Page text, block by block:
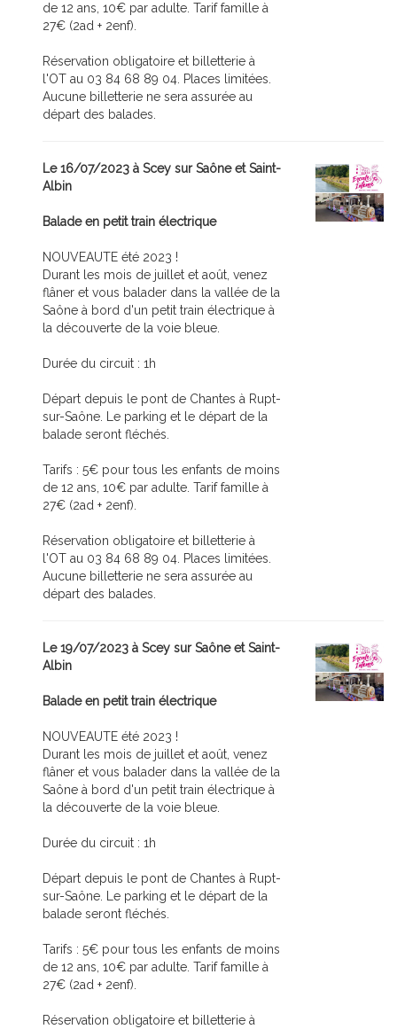
de 12 ans, 10€ par adulte. Tarif famille à
27€ (2ad + 2enf).
Réservation obligatoire et billetterie à
l'OT au 03 84 68 89 04. Places limitées.
Aucune billetterie ne sera assurée au
départ des balades.
Le 16/07/2023 à Scey sur Saône et Saint-
Albin
Balade en petit train électrique
NOUVEAUTE été 2023 !
Durant les mois de juillet et août, venez
flâner et vous balader dans la vallée de la
Saône à bord d'un petit train électrique à
la découverte de la voie bleue.
Durée du circuit : 1h
Départ depuis le pont de Chantes à Rupt-
sur-Saône. Le parking et le départ de la
balade seront fléchés.
Tarifs : 5€ pour tous les enfants de moins
de 12 ans, 10€ par adulte. Tarif famille à
27€ (2ad + 2enf).
Réservation obligatoire et billetterie à
l'OT au 03 84 68 89 04. Places limitées.
Aucune billetterie ne sera assurée au
départ des balades.
Le 19/07/2023 à Scey sur Saône et Saint-
Albin
Balade en petit train électrique
NOUVEAUTE été 2023 !
Durant les mois de juillet et août, venez
flâner et vous balader dans la vallée de la
Saône à bord d'un petit train électrique à
la découverte de la voie bleue.
Durée du circuit : 1h
Départ depuis le pont de Chantes à Rupt-
sur-Saône. Le parking et le départ de la
balade seront fléchés.
Tarifs : 5€ pour tous les enfants de moins
de 12 ans, 10€ par adulte. Tarif famille à
27€ (2ad + 2enf).
Réservation obligatoire et billetterie à